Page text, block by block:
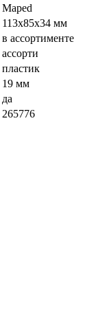
Maped
113х85х34 мм
в ассортименте
ассорти
пластик
19 мм
да
265776